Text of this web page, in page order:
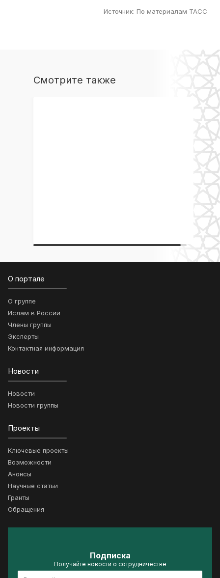
Источник: По материалам ТАСС
Смотрите также
О портале
О группе
Ислам в России
Члены группы
Эксперты
Контактная информация
Новости
Новости
Новости группы
Проекты
Ключевые проекты
Возможности
Анонсы
Научные статьи
Гранты
Обращения
Подписка
Получайте новости о сотрудничестве